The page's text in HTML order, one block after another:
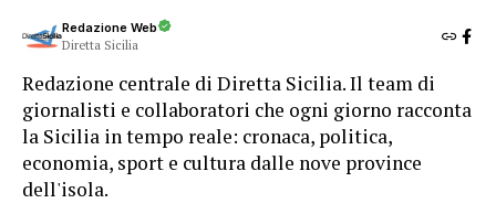
Redazione Web
Diretta Sicilia
Redazione centrale di Diretta Sicilia. Il team di
giornalisti e collaboratori che ogni giorno racconta
la Sicilia in tempo reale: cronaca, politica,
economia, sport e cultura dalle nove province
dell'isola.